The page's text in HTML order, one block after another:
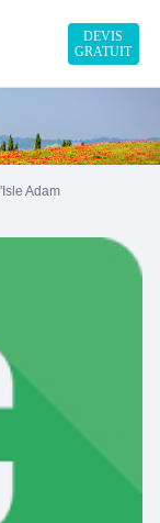
DEVIS
GRATUIT
Adam